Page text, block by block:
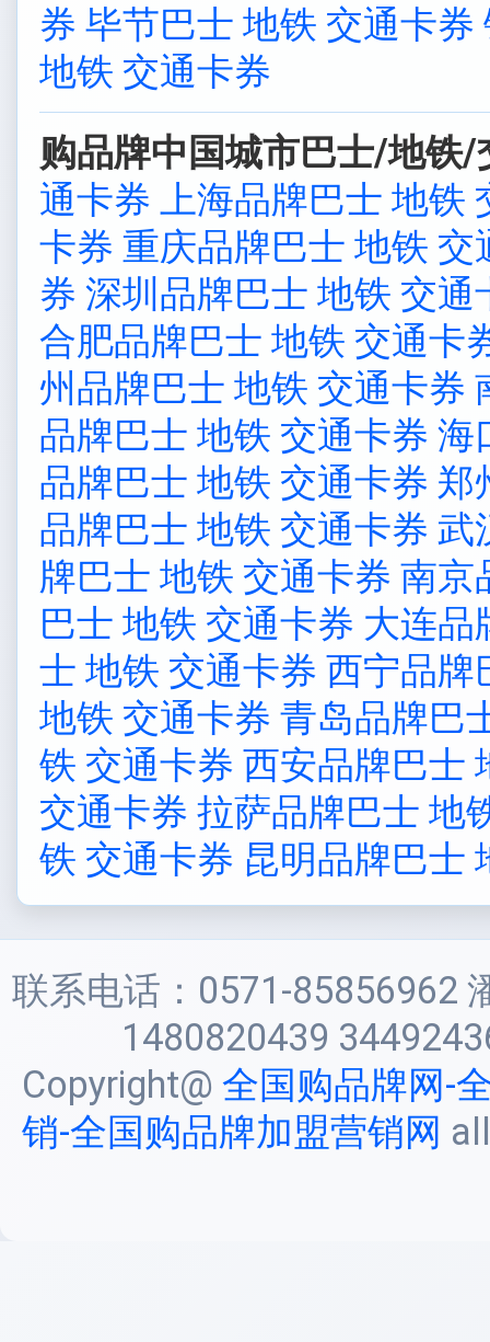
券 毕节巴士 地铁 交通卡券
地铁 交通卡券
购品牌中国城市巴士/地铁/
通卡券 上海品牌巴士 地铁
卡券 重庆品牌巴士 地铁 交
券 深圳品牌巴士 地铁 交通
合肥品牌巴士 地铁 交通卡
州品牌巴士 地铁 交通卡券
品牌巴士 地铁 交通卡券 海
品牌巴士 地铁 交通卡券 郑
品牌巴士 地铁 交通卡券 武
牌巴士 地铁 交通卡券 南京
巴士 地铁 交通卡券 大连品
士 地铁 交通卡券 西宁品牌
地铁 交通卡券 青岛品牌巴
铁 交通卡券 西安品牌巴士
交通卡券 拉萨品牌巴士 地
铁 交通卡券 昆明品牌巴士
联系电话：0571-85856962
1480820439
Copyright@ 全国购品牌网-
销-全国购品牌加盟营销网